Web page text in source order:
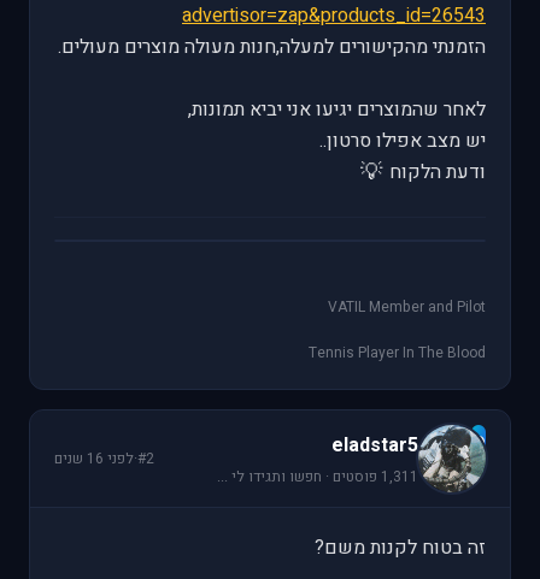
advertisor=zap&products_id=26543
הזמנתי מהקישורים למעלה,חנות מעולה מוצרים מעולים.
לאחר שהמוצרים יגיעו אני יביא תמונות,
יש מצב אפילו סרטון..
ודעת הלקוח 💡
VATIL Member and Pilot
Tennis Player In The Blood
e
eladstar5
1,311 פוסטים · חפשו ותגידו לי ...
#2
·לפני 16 שנים
זה בטוח לקנות משם?